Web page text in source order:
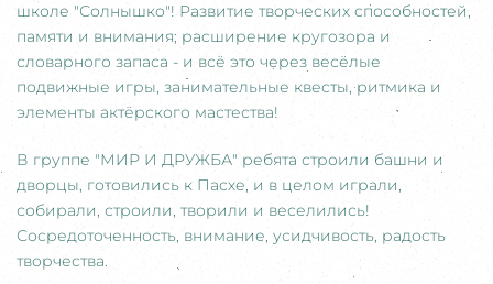
школе "Солнышко"! Развитие творческих способностей,
памяти и внимания; расширение кругозора и
словарного запаса - и всё это через весёлые
подвижные игры, занимательные квесты, ритмика и
элементы актёрского мастества!
В группе "МИР И ДРУЖБА" ребята строили башни и
дворцы, готовились к Пасхе, и в целом играли,
собирали, строили, творили и веселились!
Сосредоточенность, внимание, усидчивость, радость
творчества.